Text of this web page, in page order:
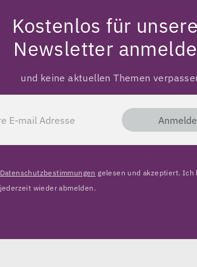
Kostenlos für
Newsletter
und keine aktuellen Themen
Datenschutzbestimmungen gelesen und akzeptiert. Ich
jederzeit wieder abmelden.